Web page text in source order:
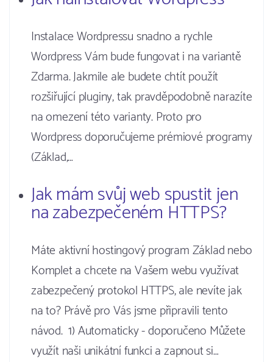
Instalace Wordpressu snadno a rychle
Wordpress Vám bude fungovat i na variantě
Zdarma. Jakmile ale budete chtít použít
rozšiřující pluginy, tak pravděpodobně narazíte
na omezení této varianty. Proto pro
Wordpress doporučujeme prémiové programy
(Základ,…
Jak mám svůj web spustit jen
na zabezpečeném HTTPS?
Máte aktivní hostingový program Základ nebo
Komplet a chcete na Vašem webu využívat
zabezpečený protokol HTTPS, ale nevíte jak
na to? Právě pro Vás jsme připravili tento
návod. 1) Automaticky - doporučeno Můžete
využít naši unikátní funkci a zapnout si…